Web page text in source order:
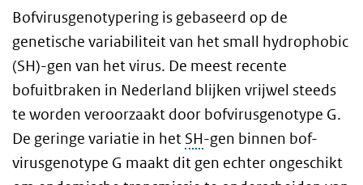
Bofvirusgenotypering is gebaseerd op de
genetische variabiliteit van het small hydrophobic
(SH)-gen van het virus. De meest recente
bofuitbraken in Nederland blijken vrijwel steeds
te worden veroorzaakt door bofvirusgenotype G.
De geringe variatie in het SH-gen binnen bof-
virusgenotype G maakt dit gen echter ongeschikt